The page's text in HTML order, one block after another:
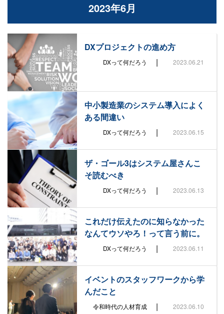
2023年6月
DXプロジェクトの進め方
DXって何だろう | 2023.06.21
中小製造業のシステム導入によく
ある間違い
DXって何だろう | 2023.06.15
ザ・ゴール3はシステム屋さんこ
そ読むべき
DXって何だろう | 2023.06.13
これだけ伝えたのに知らなかった
なんてウソやろ！って言う前に。
DXって何だろう | 2023.06.11
イベントのスタッフワークから学
んだこと
令和時代の人材育成 | 2023.06.10